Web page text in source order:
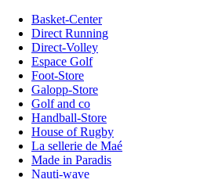
Basket-Center
Direct Running
Direct-Volley
Espace Golf
Foot-Store
Galopp-Store
Golf and co
Handball-Store
House of Rugby
La sellerie de Maé
Made in Paradis
Nauti-wave